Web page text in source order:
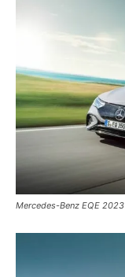
Mercedes-Benz EQE 2023